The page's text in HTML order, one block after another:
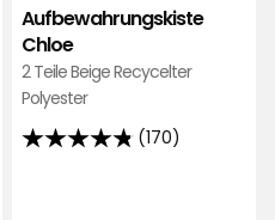
Aufbewahrungskiste
Chloe
2 Teile Beige Recycelter
Polyester
(170)
4.8